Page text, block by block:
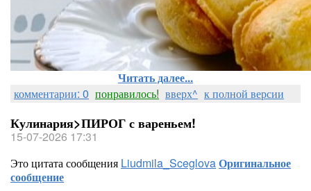
Читать далее...
комментарии: 0 понравилось! вверх^ к полной версии
Кулинария>ПИРОГ с вареньем!
15-07-2026 17:31
Это цитата сообщения Liudmila_SceglovaОригинальное
сообщение